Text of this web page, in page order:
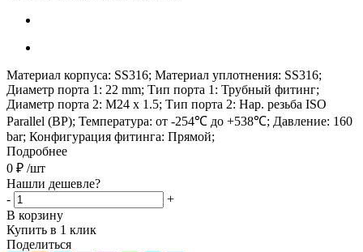
Материал корпуса: SS316; Материал уплотнения: SS316;
Диаметр порта 1: 22 mm; Тип порта 1: Трубный фитинг;
Диаметр порта 2: M24 x 1.5; Тип порта 2: Нар. резьба ISO
Parallel (BP); Температура: от -254℃ до +538℃; Давление: 160
bar; Конфигурация фитинга: Прямой;
Подробнее
0 ₽ /шт
Нашли дешевле?
-
+
В корзину
Купить в 1 клик
Поделиться